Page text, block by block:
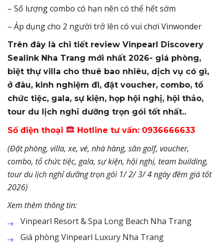
– Số lượng combo có hạn nên có thể hết sớm
– Áp dụng cho 2 người trở lên có vui chơi Vinwonder
Trên đây là chi tiết review Vinpearl Discovery
Sealink Nha Trang mới nhất 2026- giá phòng,
biệt thự villa cho thuê bao nhiêu, dịch vụ có gì,
ở đâu, kinh nghiệm đi, đặt voucher, combo, tổ
chức tiệc, gala, sự kiện, họp hội nghị, hội thảo,
tour du lịch nghỉ dưỡng trọn gói tốt nhất..
Số điện thoại
Hotline tư vấn: 0936666633
(Đặt phòng, villa, xe, vé, nhà hàng, sân golf, voucher,
combo, tổ chức tiệc, gala, sự kiện, hội nghị, team building,
tour du lịch nghỉ dưỡng trọn gói 1/ 2/ 3/ 4 ngày đêm giá tốt
2026)
Xem thêm thông tin:
Vinpearl Resort & Spa Long Beach Nha Trang
Giá phòng Vinpearl Luxury Nha Trang